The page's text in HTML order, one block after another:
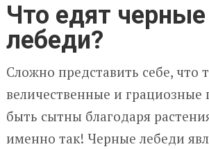
Что едят черные
лебеди?
Сложно представить себе, что
величественные и грациозные
быть сытны благодаря
именно так! Черные лебеди